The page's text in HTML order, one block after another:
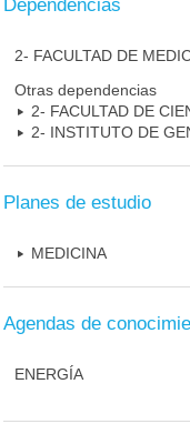
Dependencias
2- FACULTAD DE
Otras dependencias
2- FACULTAD DE
2- INSTITUTO DE
Planes de estudio
MEDICINA
Agendas de
ENERGÍA